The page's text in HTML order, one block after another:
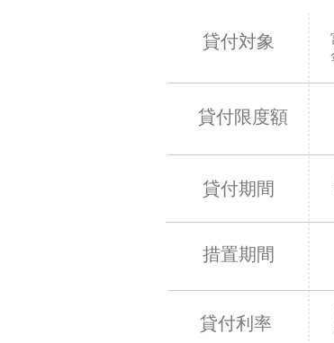
貸付対象
貸付限度額
貸付期間
措置期間
貸付利率